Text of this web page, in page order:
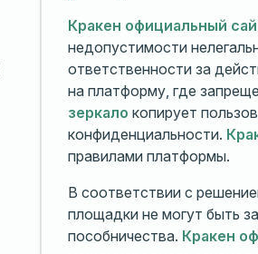
Кракен официальный
недопустимости
ответственности за
на платформу, где
зеркало копирует
конфиденциальности.
правилами платформы.
В соответствии с
площадки не могут быть
пособничества. Кракен